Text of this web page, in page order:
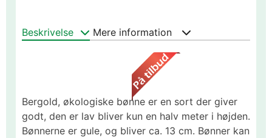
Beskrivelse Mere information